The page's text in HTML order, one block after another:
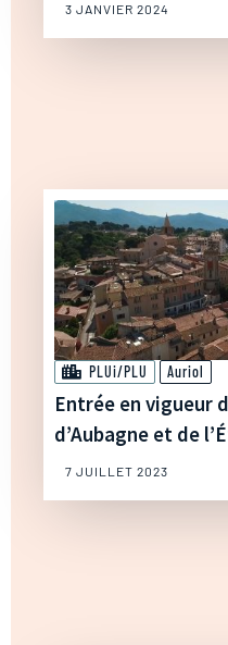
3 JANVIER 2024
PLUi/PLU Auriol
Entrée en vigueur
d’Aubagne et de
7 JUILLET 2023